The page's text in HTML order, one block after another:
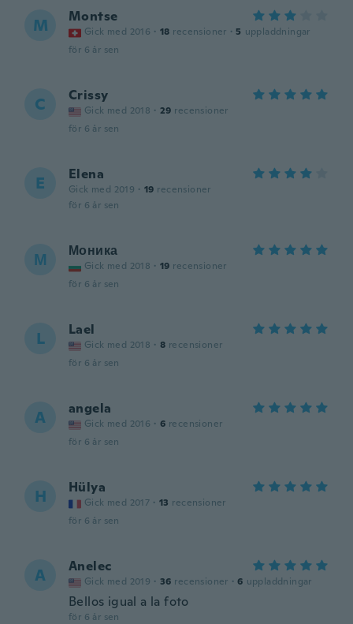
M Montse
Gick med 2016 · 18 recensioner · 5 uppladdningar
för 6 år sen
C Crissy
Gick med 2018 · 29 recensioner
för 6 år sen
E Elena
Gick med 2019 · 19 recensioner
för 6 år sen
М Моника
Gick med 2018 · 19 recensioner
för 6 år sen
L Lael
Gick med 2018 · 8 recensioner
för 6 år sen
A angela
Gick med 2016 · 6 recensioner
för 6 år sen
H Hülya
Gick med 2017 · 13 recensioner
för 6 år sen
A Anelec
Gick med 2019 · 36 recensioner · 6 uppladdningar
Bellos igual a la foto
för 6 år sen